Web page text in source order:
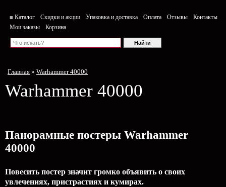
≡ Каталог Скидки и акции Упаковка и доставка Оплата Отзывы
Контакты
Мои заказы
Корзина
Главная » Warhammer 40000
Warhammer 40000
Панорамные постеры Warhammer
40000
Повесить постер значит громко объявить о своих
увлечениях, пристрастиях и кумирах.